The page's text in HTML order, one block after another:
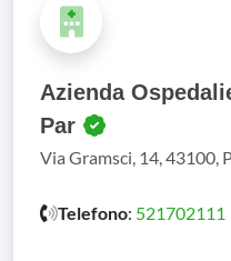
Azienda
Par
Via Gramsci, 14, 43100,
Telefono: 521702111